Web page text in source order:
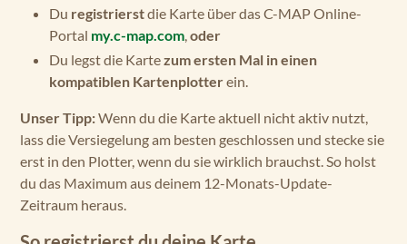
Du registrierstdie Karte über das C-MAP Online-
Portal my.c-map.com,oder
Du legst die Kartezum ersten Mal in einen
kompatiblen Kartenplotterein.
Unser Tipp:Wenn du die Karte aktuell nicht aktiv nutzt,
lass die Versiegelung am besten geschlossen und stecke sie
erst in den Plotter, wenn du sie wirklich brauchst. So holst
du das Maximum aus deinem 12-Monats-Update-
Zeitraum heraus.